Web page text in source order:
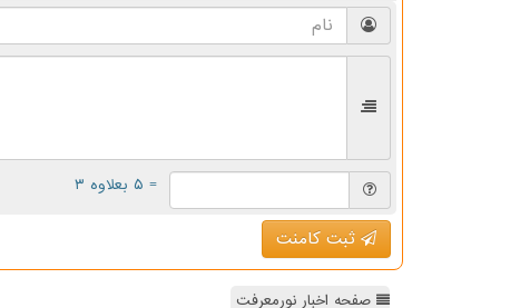
= ۵ بعلاوه ۳
ثبت کامنت
صفحه اخبار نورمعرفت